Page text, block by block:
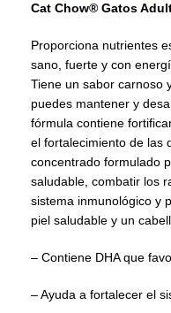
Cat Chow® Gatos
Proporciona nutrientes
sano, fuerte y con
Tiene un sabor carnoso
puedes mantener y
fórmula contiene
el fortalecimiento de las
concentrado formulado
saludable, combatir los
sistema inmunológico y
piel saludable y un
– Contiene DHA que
– Ayuda a fortalecer el